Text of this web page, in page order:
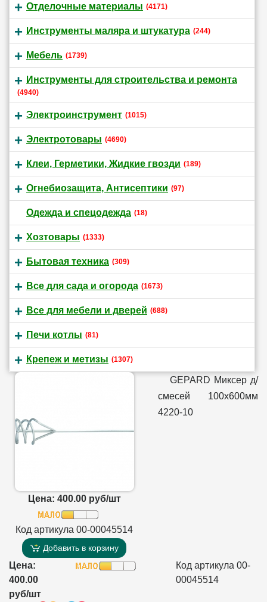
Отделочные материалы (4171)
Инструменты маляра и штукатура (244)
Мебель (1739)
Инструменты для строительства и ремонта
(4940)
Электроинструмент (1015)
Электротовары (4690)
Клеи, Герметики, Жидкие гвозди (189)
Огнебиозащита, Антисептики (97)
Одежда и спецодежда (18)
Хозтовары (1333)
Бытовая техника (309)
Все для сада и огорода (1673)
Все для мебели и дверей (688)
Печи котлы (81)
Крепеж и метизы (1307)
Цена: 400.00 руб/шт
Код артикула 00-00045514
Добавить в корзину
GEPARD Миксер д/
смесей 100х600мм
4220-10
Цена:
400.00
руб/шт
Код артикула 00-
00045514